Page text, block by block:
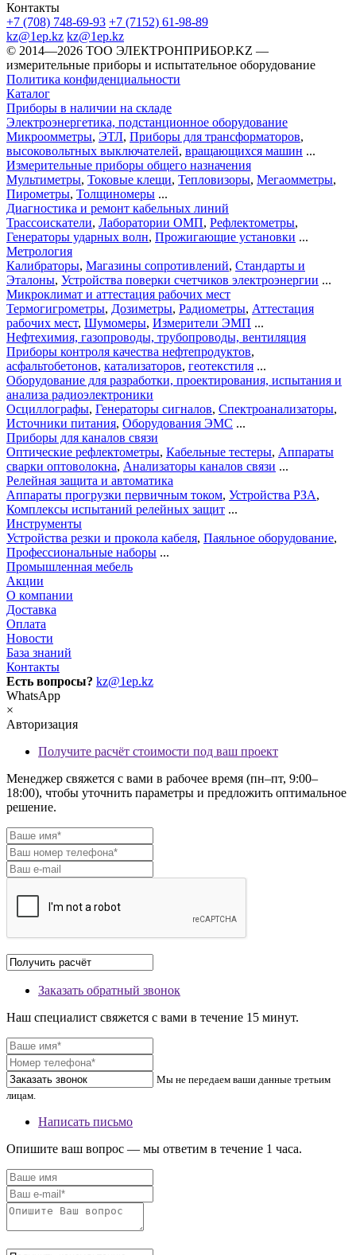
Контакты
+7 (708) 748-69-93 +7 (7152) 61-98-89
kz@1ep.kz kz@1ep.kz
©️ 2014—2026 ТОО ЭЛЕКТРОНПРИБОР.KZ —
измерительные приборы и испытательное оборудование
Политика конфиденциальности
Каталог
Приборы в наличии на складе
Электроэнергетика, подстанционное оборудование
Микроомметры, ЭТЛ, Приборы для трансформаторов,
высоковольтных выключателей, вращающихся машин ...
Измерительные приборы общего назначения
Мультиметры, Токовые клещи, Тепловизоры, Мегаомметры,
Пирометры, Толщиномеры ...
Диагностика и ремонт кабельных линий
Трассоискатели, Лаборатории ОМП, Рефлектометры,
Генераторы ударных волн, Прожигающие установки ...
Метрология
Калибраторы, Магазины сопротивлений, Стандарты и
Эталоны, Устройства поверки счетчиков электроэнергии ...
Микроклимат и аттестация рабочих мест
Термогигрометры, Дозиметры, Радиометры, Аттестация
рабочих мест, Шумомеры, Измерители ЭМП ...
Нефтехимия, газопроводы, трубопроводы, вентиляция
Приборы контроля качества нефтепродуктов,
асфальтобетонов, катализаторов, геотекстиля ...
Оборудование для разработки, проектирования, испытания и
анализа радиоэлектроники
Осциллографы, Генераторы сигналов, Спектроанализаторы,
Источники питания, Оборудования ЭМС ...
Приборы для каналов связи
Оптические рефлектометры, Кабельные тестеры, Аппараты
сварки оптоволокна, Анализаторы каналов связи ...
Релейная защита и автоматика
Аппараты прогрузки первичным током, Устройства РЗА,
Комплексы испытаний релейных защит ...
Инструменты
Устройства резки и прокола кабеля, Паяльное оборудование,
Профессиональные наборы ...
Промышленная мебель
Акции
О компании
Доставка
Оплата
Новости
База знаний
Контакты
Есть вопросы? kz@1ep.kz
WhatsApp
×
Авторизация
Получите расчёт стоимости под ваш проект
Менеджер свяжется с вами в рабочее время (пн–пт, 9:00–
18:00), чтобы уточнить параметры и предложить оптимальное
решение.
Заказать обратный звонок
Наш специалист свяжется с вами в течение 15 минут.
Мы не передаем ваши данные третьим
лицам.
Написать письмо
Опишите ваш вопрос — мы ответим в течение 1 часа.